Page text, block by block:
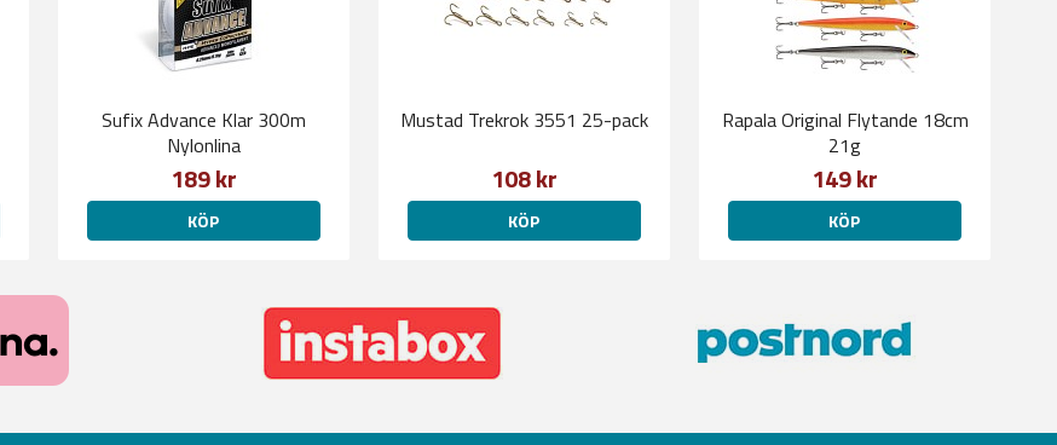
Sufix Advance Klar 300m
Nylonlina
189 kr
KÖP
Mustad Trekrok 3551 25-pack
108 kr
KÖP
Rapala Original Flytande 18cm
21g
149 kr
KÖP